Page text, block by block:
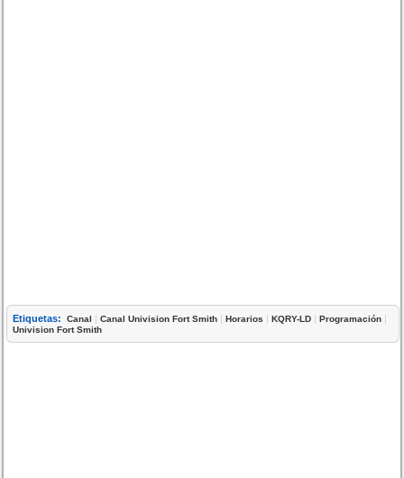
Etiquetas: Canal |Canal Univision Fort Smith |Horarios |KQRY-LD |Programación |
Univision Fort Smith